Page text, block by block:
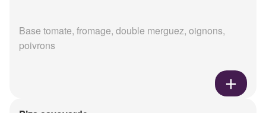
Base tomate, fromage, double merguez, oignons,
poivrons